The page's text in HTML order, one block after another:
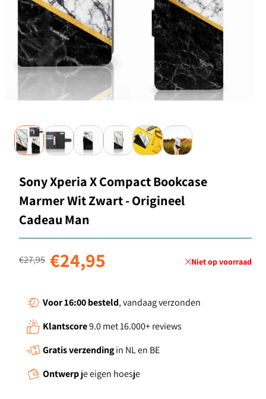
Sony Xperia X Compact Bookcase
Marmer Wit Zwart - Origineel
Cadeau Man
Normale prijs
€27,95
Aanbiedingsprijs
€24,95 Niet op voorraad
Voor 16:00besteld, vandaag verzonden
Klantscore9.0 met 16.000+ reviews
Gratis verzendingin NL en BE
Ontwerpje eigen hoesje